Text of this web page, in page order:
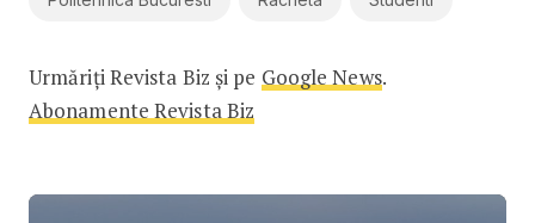
Urmăriți Revista Biz și pe Google News.
Abonamente Revista Biz